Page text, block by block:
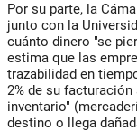
Por su parte, la
junto con la
cuánto dinero "se
estima que l as
trazabilidad en
2% de su
inventario"
destino o llega